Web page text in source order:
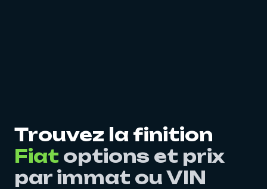
Trouvez la finition
Fiat options et prix
par immat ou VIN